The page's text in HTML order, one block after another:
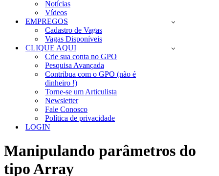
Notícias
Vídeos
EMPREGOS
Cadastro de Vagas
Vagas Disponíveis
CLIQUE AQUI
Crie sua conta no GPO
Pesquisa Avançada
Contribua com o GPO (não é
dinheiro !)
Torne-se um Articulista
Newsletter
Fale Conosco
Política de privacidade
LOGIN
Manipulando parâmetros do
tipo Array